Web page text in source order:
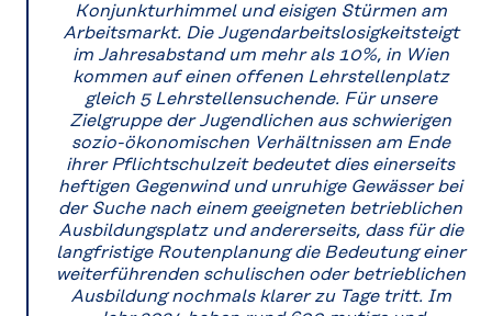
Konjunkturhimmel und eisigen Stürmen am
Arbeitsmarkt. Die Jugendarbeitslosigkeitsteigt
im Jahresabstand um mehr als 10%, in Wien
kommen auf einen offenen Lehrstellenplatz
gleich 5 Lehrstellensuchende. Für unsere
Zielgruppe der Jugendlichen aus schwierigen
sozio-ökonomischen Verhältnissen am Ende
ihrer Pflichtschulzeit bedeutet dies einerseits
heftigen Gegenwind und unruhige Gewässer bei
der Suche nach einem geeigneten betrieblichen
Ausbildungsplatz und andererseits, dass für die
langfristige Routenplanung die Bedeutung einer
weiterführenden schulischen oder betrieblichen
Ausbildung nochmals klarer zu Tage tritt. Im